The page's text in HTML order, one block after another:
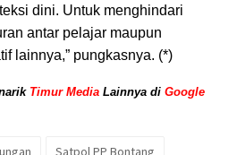
dini. Untuk menghindari
antar pelajar maupun
lainnya,” pungkasnya. (*)
Timur Media Lainnya di Google
Satpol PP Bontang